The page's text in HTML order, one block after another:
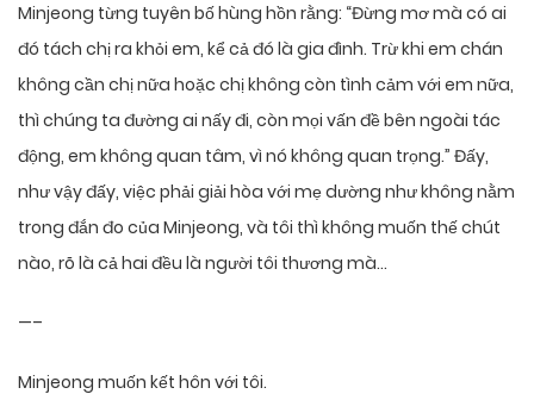
Minjeong từng tuyên bố hùng hồn rằng: “Đừng mơ mà có ai
đó tách chị ra khỏi em, kể cả đó là gia đình. Trừ khi em chán
không cần chị nữa hoặc chị không còn tình cảm với em nữa,
thì chúng ta đường ai nấy đi, còn mọi vấn đề bên ngoài tác
động, em không quan tâm, vì nó không quan trọng.” Đấy,
như vậy đấy, việc phải giải hòa với mẹ dường như không nằm
trong đắn đo của Minjeong, và tôi thì không muốn thế chút
nào, rõ là cả hai đều là người tôi thương mà…
—–
Minjeong muốn kết hôn với tôi.